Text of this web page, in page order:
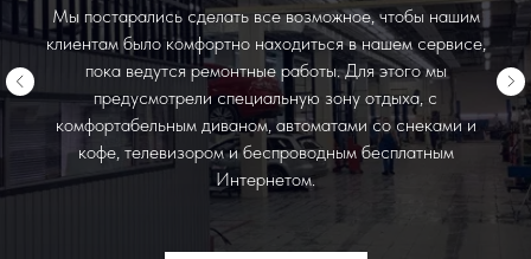
Мы постарались сделать все возможное, чтобы нашим
клиентам было комфортно находиться в нашем сервисе,
пока ведутся ремонтные работы. Для этого мы
предусмотрели специальную зону отдыха, с
комфортабельным диваном, автоматами со снеками и
кофе, телевизором и беспроводным бесплатным
Интернетом.